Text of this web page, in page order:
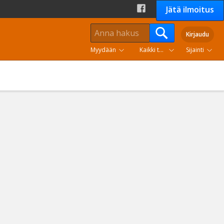
Jätä ilmoitus
Kirjaudu
Myydään
Kaikki tuoteryhmät Sijainti